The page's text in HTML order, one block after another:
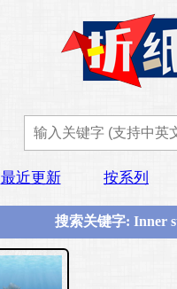
最近更新 按系列
搜索关键字: Inner